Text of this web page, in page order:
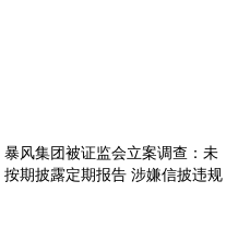
暴风集团被证监会立案调查：未
按期披露定期报告 涉嫌信披违规